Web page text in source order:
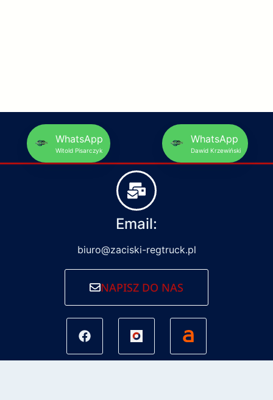
WhatsApp
Witold Pisarczyk
WhatsApp
Dawid Krzewiński
Email:
biuro@zaciski-regtruck.pl
NAPISZ DO NAS